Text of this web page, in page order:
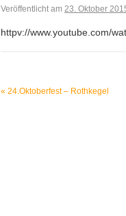
Veröffentlicht am 23. Oktober
httpv://www.youtube.com/
« 24.Oktoberfest – Rothkegel